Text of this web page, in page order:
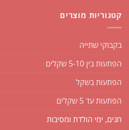
קטגוריות מוצרים
בקבוקי שתייה
הפתעות בין 5-10 שקלים
הפתעות בשקל
הפתעות עד 5 שקלים
חגים, ימי הולדת ומסיבות